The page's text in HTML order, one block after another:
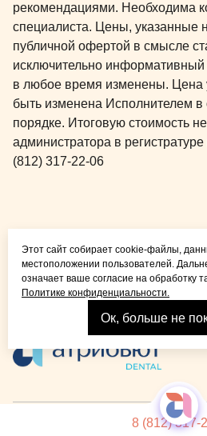
8 (812) 317-
рекомендациями. Необходима
специалиста. Цены, указанные
публичной офертой в смысле
исключительно информативный
в любое время изменены. Цена
быть изменена Исполнителем в
порядке. Итоговую стоимость
администратора в
(812) 317-22-06
детей и взрослых
Взрослая стоматология
© 2026 Детская стоматология Atribeaute
Политика
Этот сайт собирает cookie-файлы,
местоположении пользователей.
означает ваше согласие на обработку
Политике конфиденциальности.
Ок, больше не